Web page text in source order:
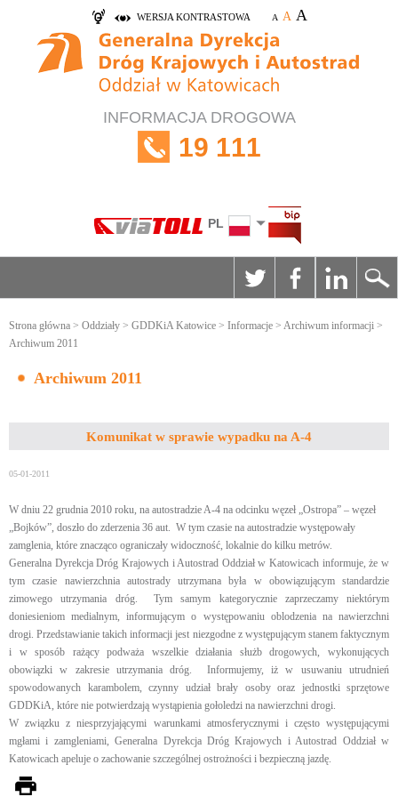
WERSJA KONTRASTOWA A A A
INFORMACJA DROGOWA
19 111
PL
Strona główna > Oddziały > GDDKiA Katowice > Informacje > Archiwum informacji >
Archiwum 2011
Archiwum 2011
Komunikat w sprawie wypadku na A-4
05-01-2011
W dniu 22 grudnia 2010 roku, na autostradzie A-4 na odcinku węzeł „Ostropa” – węzeł
„Bojków”, doszło do zderzenia 36 aut. W tym czasie na autostradzie występowały
zamglenia, które znacząco ograniczały widoczność, lokalnie do kilku metrów.
Generalna Dyrekcja Dróg Krajowych i Autostrad Oddział w Katowicach informuje, że w
tym czasie nawierzchnia autostrady utrzymana była w obowiązującym standardzie
zimowego utrzymania dróg. Tym samym kategorycznie zaprzeczamy niektórym
doniesieniom medialnym, informującym o występowaniu oblodzenia na nawierzchni
drogi. Przedstawianie takich informacji jest niezgodne z występującym stanem faktycznym
i w sposób rażący podważa wszelkie działania służb drogowych, wykonujących
obowiązki w zakresie utrzymania dróg. Informujemy, iż w usuwaniu utrudnień
spowodowanych karambolem, czynny udział brały osoby oraz jednostki sprzętowe
GDDKiA, które nie potwierdzają wystąpienia gołoledzi na nawierzchni drogi.
W związku z niesprzyjającymi warunkami atmosferycznymi i często występującymi
mgłami i zamgleniami, Generalna Dyrekcja Dróg Krajowych i Autostrad Oddział w
Katowicach apeluje o zachowanie szczególnej ostrożności i bezpieczną jazdę.